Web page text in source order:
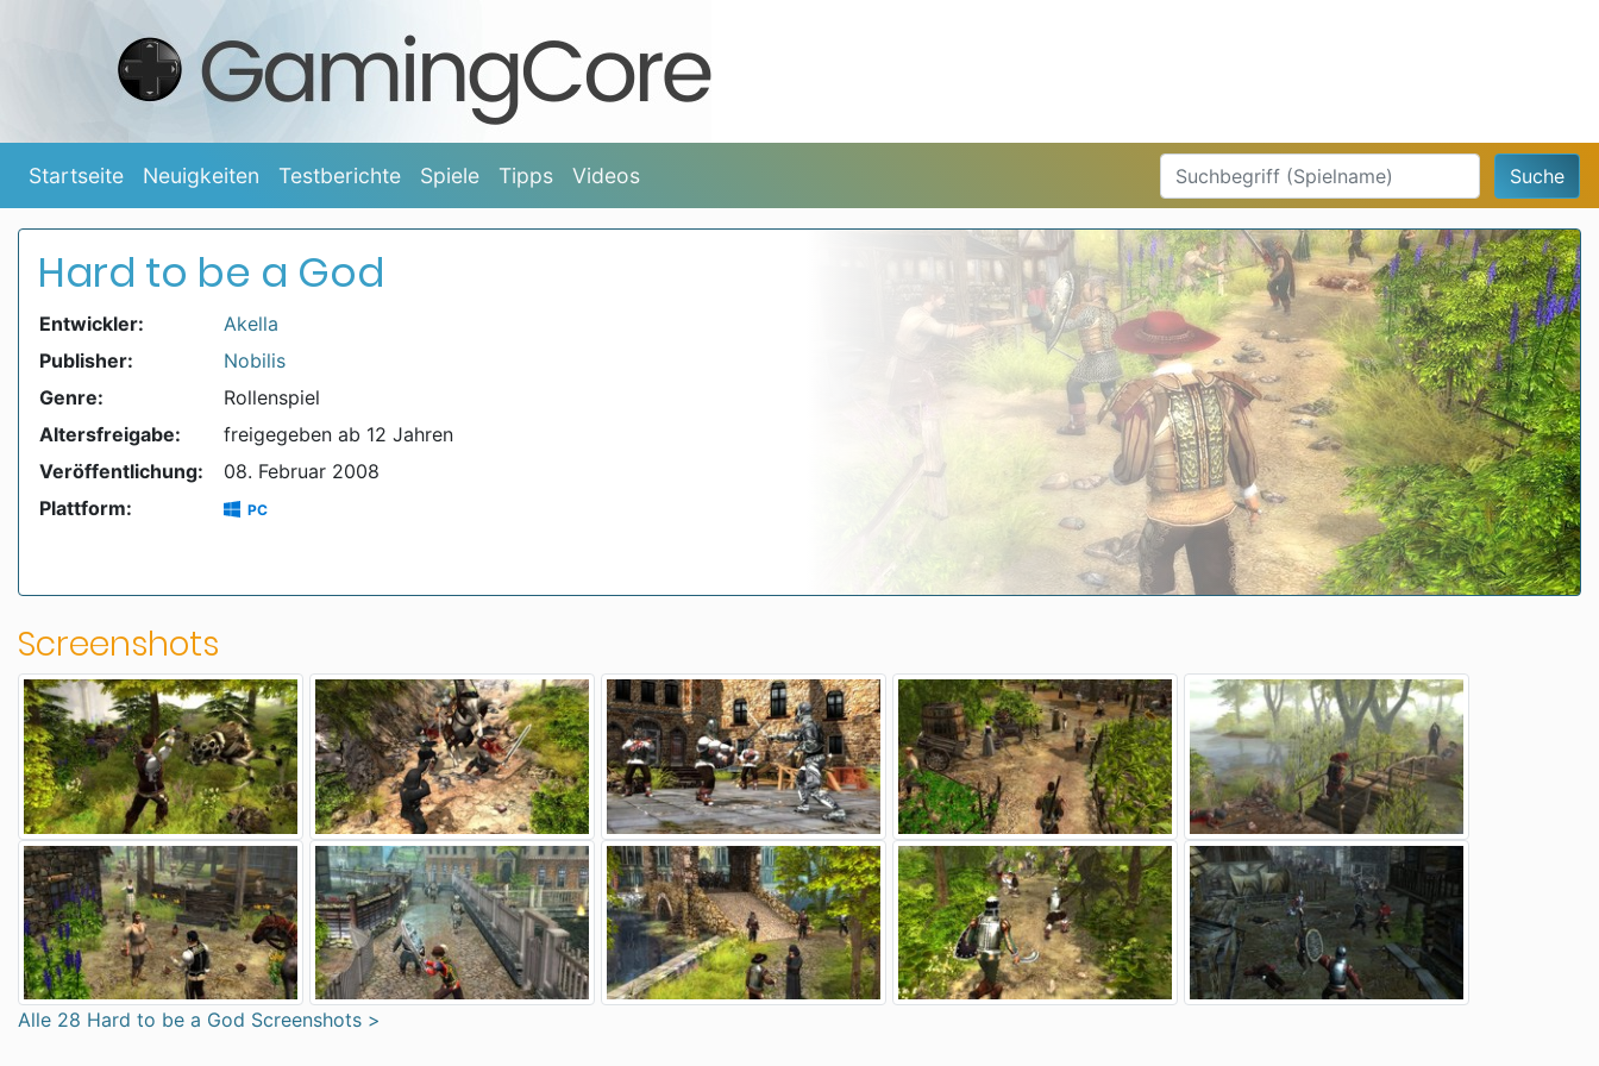
Startseite Neuigkeiten Testberichte Spiele Tipps Videos Suche
Hard to be a God
Entwickler:
Akella
Publisher:
Nobilis
Genre:
Rollenspiel
Altersfreigabe:
freigegeben ab 12 Jahren
Veröffentlichung:
08. Februar 2008
Plattform:
PC
Screenshots
Alle 28 Hard to be a God Screenshots >